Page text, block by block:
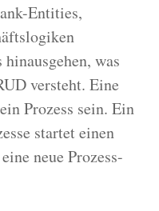
Entities,
was
versteht. Eine
Prozess sein. Ein
startet einen
neue Prozess-